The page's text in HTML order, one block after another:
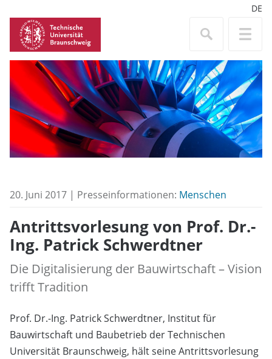
DE
20. Juni 2017 | Presseinformationen: Menschen
Antrittsvorlesung von Prof. Dr.-
Ing. Patrick Schwerdtner
Die Digitalisierung der Bauwirtschaft – Vision
trifft Tradition
Prof. Dr.-Ing. Patrick Schwerdtner, Institut für
Bauwirtschaft und Baubetrieb der Technischen
Universität Braunschweig, hält seine Antrittsvorlesung